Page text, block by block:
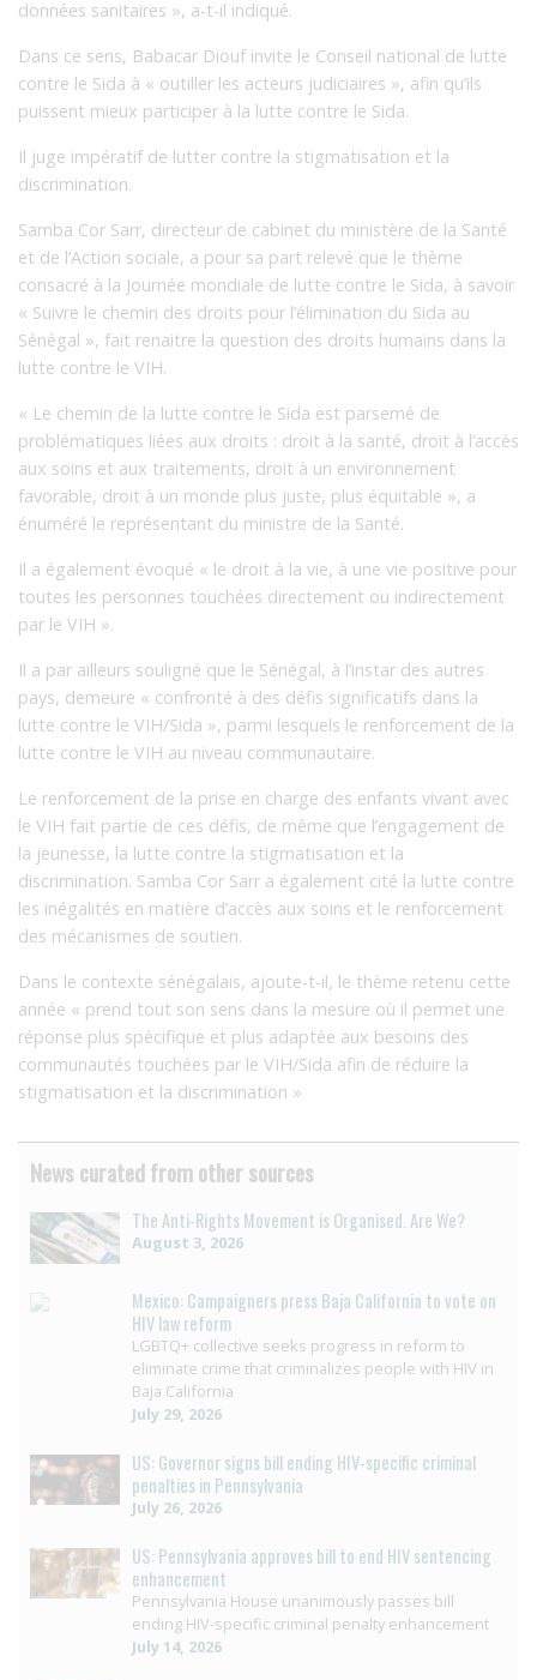
données sanitaires », a-t-il indiqué.
Dans ce sens, Babacar Diouf invite le Conseil national de lutte
contre le Sida à « outiller les acteurs judiciaires », afin qu’ils
puissent mieux participer à la lutte contre le Sida.
Il juge impératif de lutter contre la stigmatisation et la
discrimination.
Samba Cor Sarr, directeur de cabinet du ministère de la Santé
et de l’Action sociale, a pour sa part relevé que le thème
consacré à la Journée mondiale de lutte contre le Sida, à savoir
« Suivre le chemin des droits pour l’élimination du Sida au
Sénégal », fait renaitre la question des droits humains dans la
lutte contre le VIH.
« Le chemin de la lutte contre le Sida est parsemé de
problématiques liées aux droits : droit à la santé, droit à l’accès
aux soins et aux traitements, droit à un environnement
favorable, droit à un monde plus juste, plus équitable », a
énuméré le représentant du ministre de la Santé.
Il a également évoqué « le droit à la vie, à une vie positive pour
toutes les personnes touchées directement ou indirectement
par le VIH ».
Il a par ailleurs souligné que le Sénégal, à l’instar des autres
pays, demeure « confronté à des défis significatifs dans la
lutte contre le VIH/Sida », parmi lesquels le renforcement de la
lutte contre le VIH au niveau communautaire.
Le renforcement de la prise en charge des enfants vivant avec
le VIH fait partie de ces défis, de même que l’engagement de
la jeunesse, la lutte contre la stigmatisation et la
discrimination. Samba Cor Sarr a également cité la lutte contre
les inégalités en matière d’accès aux soins et le renforcement
des mécanismes de soutien.
Dans le contexte sénégalais, ajoute-t-il, le thème retenu cette
année « prend tout son sens dans la mesure où il permet une
réponse plus spécifique et plus adaptée aux besoins des
communautés touchées par le VIH/Sida afin de réduire la
stigmatisation et la discrimination »
News curated from other sources
The Anti-Rights Movement is Organised. Are We?
August 3, 2026
Mexico: Campaigners press Baja California to vote on
HIV law reform
LGBTQ+ collective seeks progress in reform to
eliminate crime that criminalizes people with HIV in
Baja California
July 29, 2026
US: Governor signs bill ending HIV-specific criminal
penalties in Pennsylvania
July 26, 2026
US: Pennsylvania approves bill to end HIV sentencing
enhancement
Pennsylvania House unanimously passes bill
ending HIV-specific criminal penalty enhancement
July 14, 2026